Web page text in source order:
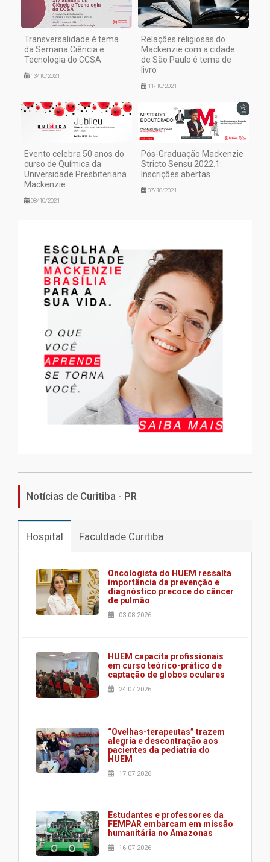
Transversalidade é tema
da Semana Ciência e
Tecnologia do CCSA
13/10/2021
Relações religiosas do
Mackenzie com a cidade
de São Paulo é tema de
livro
11/10/2021
Evento celebra 50 anos do
curso de Química da
Universidade Presbiteriana
Mackenzie
08/10/2021
Pós-Graduação Mackenzie
Stricto Sensu 2022.1:
Inscrições abertas
07/10/2021
Notícias de Curitiba - PR
Hospital Faculdade Curitiba
Oncologista do HUEM ressalta
importância da prevenção e
diagnóstico precoce do câncer
de pulmão
03.08.2026
HUEM capacita profissionais
em curso teórico-prático de
captação de globos oculares
24.07.2026
“Ovelhas-terapeutas” trazem
alegria e descontração aos
pacientes da pediatria do
HUEM
17.07.2026
Estudantes e professores da
FEMPAR embarcam em missão
humanitária no Amazonas
16.07.2026